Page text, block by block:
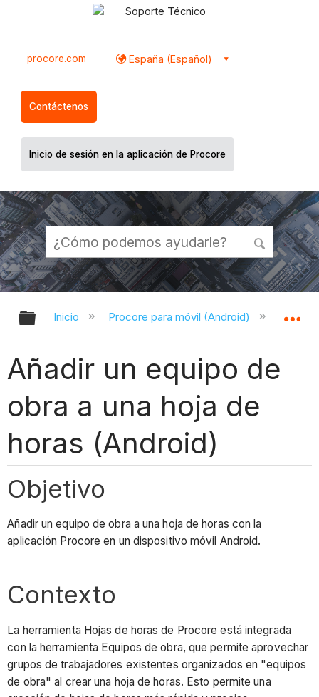
Soporte Técnico
procore.com España (Español)
Contáctenos
Inicio de sesión en la aplicación de Procore
Expandir/contraer jerarquía global
Inicio Procore para móvil (Android)
Añadir un equipo de
obra a una hoja de
horas (Android)
Objetivo
Añadir un equipo de obra a una hoja de horas con la
aplicación Procore en un dispositivo móvil Android.
Contexto
La herramienta Hojas de horas de Procore está integrada
con la herramienta Equipos de obra, que permite aprovechar
grupos de trabajadores existentes organizados en "equipos
de obra" al crear una hoja de horas. Esto permite una